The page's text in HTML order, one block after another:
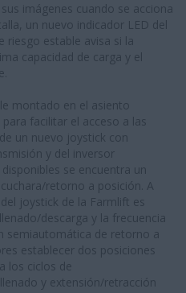
imágenes cuando se acciona
un nuevo indicador LED del
riesgo estable avisa si la
capacidad de carga y el
montado en el asiento
facilitar el acceso a las
un nuevo joystick con
y del inversor
se encuentra un
retorno a posición. A
joystick de la Farmlift es
descarga y la frecuencia
semiautomática de retorno a
establecer dos posiciones
los ciclos de
y extensión/retracción